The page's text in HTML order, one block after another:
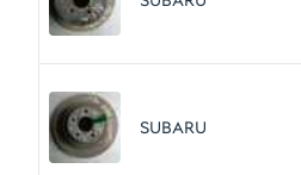
SUBARU